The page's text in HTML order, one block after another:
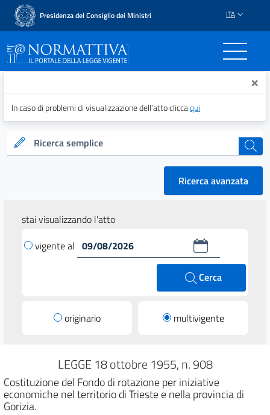
Presidenza del Consiglio dei Ministri ITA
Normattiva - Il portale ×
In caso di problemi di visualizzazione dell’atto cliccaqui
Ricerca semplice cerca
Ricerca avanzata
stai visualizzando l'atto
vigente al
Cerca
originario multivigente
LEGGE 18 ottobre 1955, n. 908
Costituzione del Fondo di rotazione per iniziative
economiche nel territorio di Trieste e nella provincia di
Gorizia.